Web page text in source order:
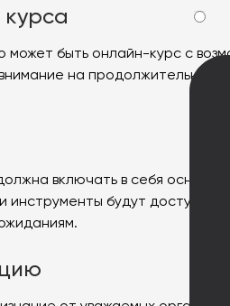
быть онлайн-курс с
на
включать в себя
будут